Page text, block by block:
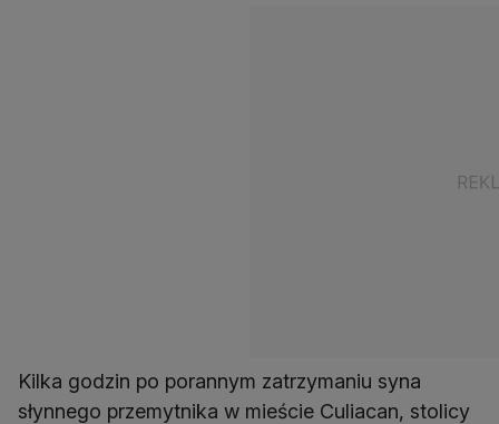
Kilka godzin po porannym zatrzymaniu syna
słynnego przemytnika w mieście Culiacan, stolicy